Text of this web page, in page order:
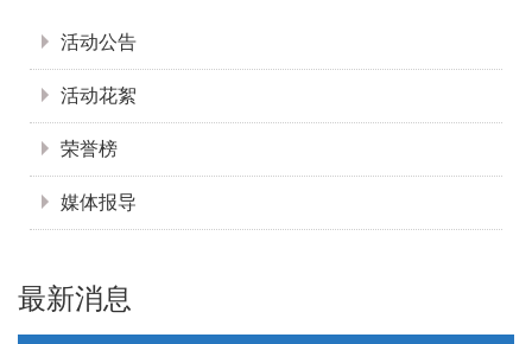
活动公告
活动花絮
荣誉榜
媒体报导
最新消息